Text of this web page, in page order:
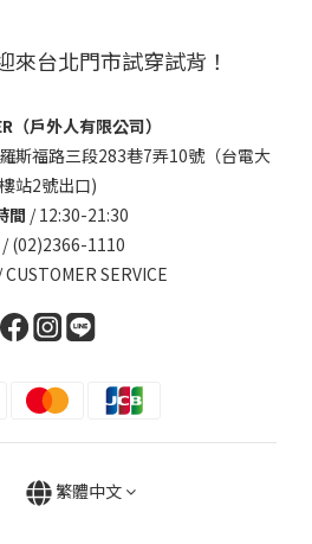
來台北門市試穿試背！
（戶外人有限公司）
斯福路三段283巷7弄10號（台電大
樓站2號出口)
間 / 12:30-21:30
/ (02)2366-1110
CUSTOMER SERVICE
繁體中文